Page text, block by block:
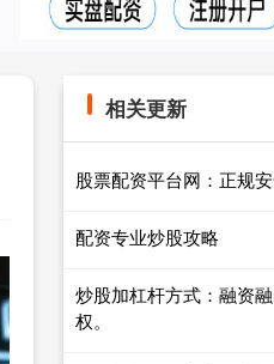
相关更新
股票配资平台网：正规
配资专业炒股攻略
炒股加杠杆方式：融资
权。